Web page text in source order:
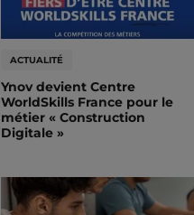
ACTUALITÉ
Ynov devient Centre
WorldSkills France pour le
métier « Construction
Digitale »